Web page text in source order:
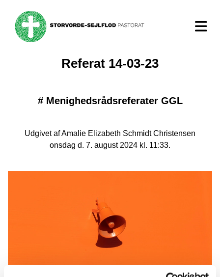
Referat 14-03-23
# Menighedsrådsreferater GGL
Udgivet af Amalie Elizabeth Schmidt Christensen
onsdag d. 7. august 2024 kl. 11:33.